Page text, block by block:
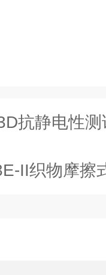
抗静电性
II织物摩擦